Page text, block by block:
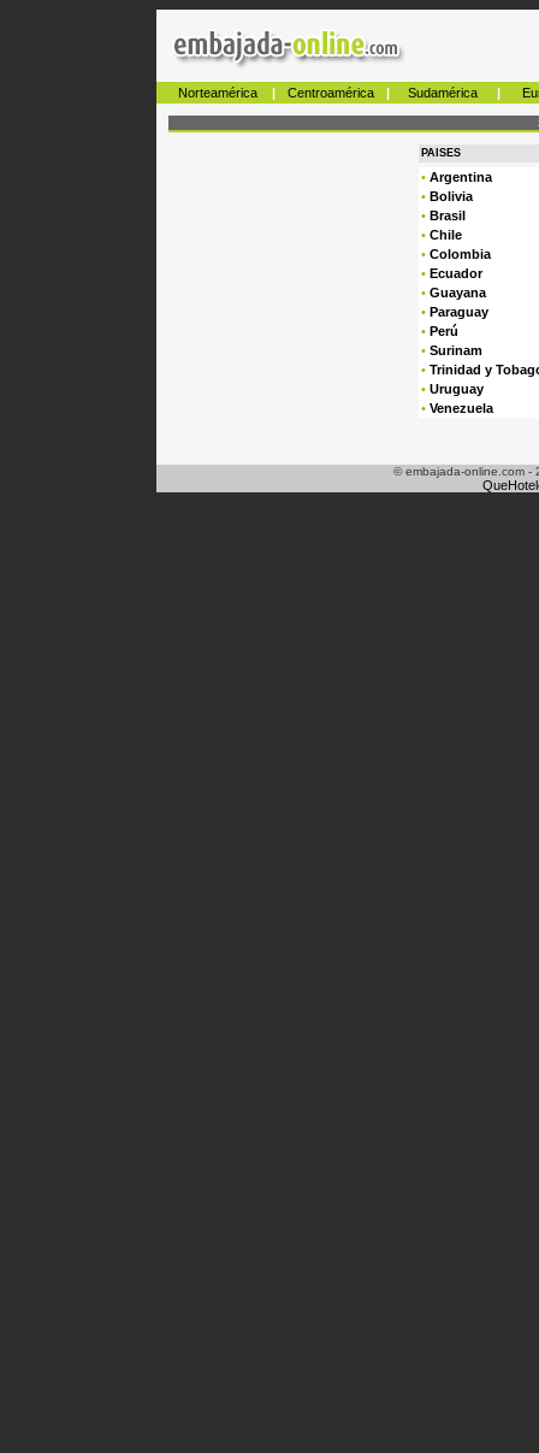
Norteamérica | Centroamérica | Sudamérica |
PAISES
• Argentina
• Bolivia
• Brasil
• Chile
• Colombia
• Ecuador
• Guayana
• Paraguay
• Perú
• Surinam
• Trinidad y
• Uruguay
• Venezuela
© embajada-online.com -